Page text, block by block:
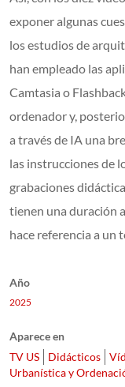
exponer algunas
los estudios de
han empleado las
Camtasia o
ordenador y,
a través de IA una
las instrucciones de
grabaciones
tienen una duración
hace referencia a un
Año
2025
Aparece en
TV US
Didácticos
Urbanística y